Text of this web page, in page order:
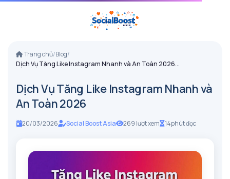
Trang chủ/Blog/
Dịch Vụ Tăng Like Instagram Nhanh và An Toàn 2026...
Dịch Vụ Tăng Like Instagram Nhanh và
An Toàn 2026
20/03/2026 Social Boost Asia 269 lượt xem 14phút đọc